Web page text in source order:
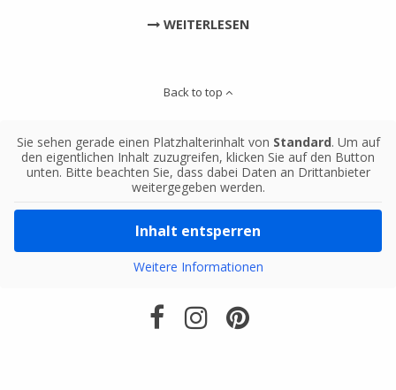
WEITERLESEN
Back to top
Sie sehen gerade einen Platzhalterinhalt von Standard. Um auf
den eigentlichen Inhalt zuzugreifen, klicken Sie auf den Button
unten. Bitte beachten Sie, dass dabei Daten an Drittanbieter
weitergegeben werden.
Inhalt entsperren
Weitere Informationen